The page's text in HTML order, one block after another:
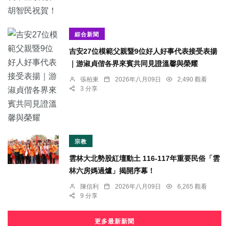
綜合新聞
吉安27位模範父親暨9位好人好事代表接受表揚
｜游淑貞偕各界來賓共同見證溫馨與榮耀
張柏東 2026年八月09日
2,490 觀看
3 分享
宗教
雲林大北勢股紅壇動土 116-117年重要民俗「雲
林六房媽過爐」揭開序幕！
陳信利 2026年八月09日
6,265 觀看
9 分享
更多最新新聞